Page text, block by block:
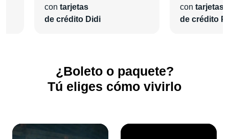
con tarjetas
de crédito Didi
con tarjetas
de crédito
¿Boleto o paquete?
Tú eliges cómo vivirlo